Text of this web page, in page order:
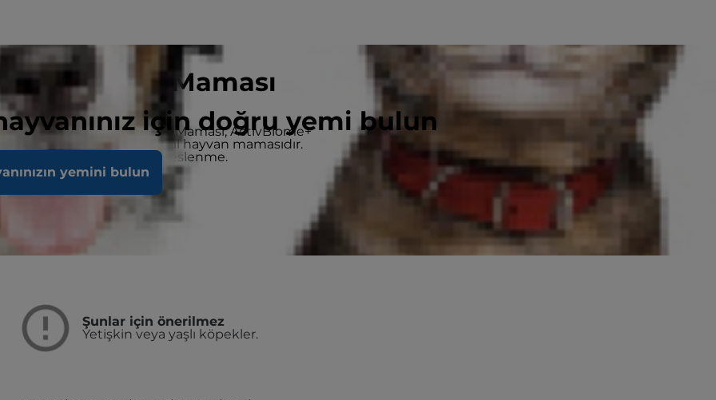
için doğru yemi bulun
yemini bulun
Köpek Maması
ve Pirinçli Yavru Köpek Maması, ActivBiome+
edilmiş, eksiksiz bir evcil hayvan mamasıdır.
için %100 dengeli beslenme.
Şunlar için önerilmez
Yetişkin veya yaşlı köpekler.